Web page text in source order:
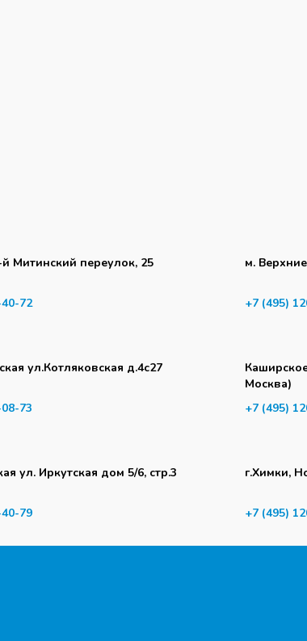
Митинский переулок, 25
72
м.
+7 (495)
ул.Котляковская д.4с27
73
Москва)
+7 (495)
ул. Иркутская дом 5/6, стр.3
79
г.Химки,
+7 (495)